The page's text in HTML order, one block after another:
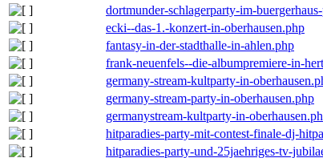
dortmunder-schlagerparty-im-
ecki--das-1.-konzert-in-oberhausen.php
fantasy-in-der-stadthalle-in-ahlen.php
frank-neuenfels--die-albumpremiere-in-
germany-stream-kultparty-in-
germany-stream-party-in-oberhausen.php
germanystream-kultparty-in-
hitparadies-party-mit-contest-finale-dj-
hitparadies-party-und-25jaehriges-tv-